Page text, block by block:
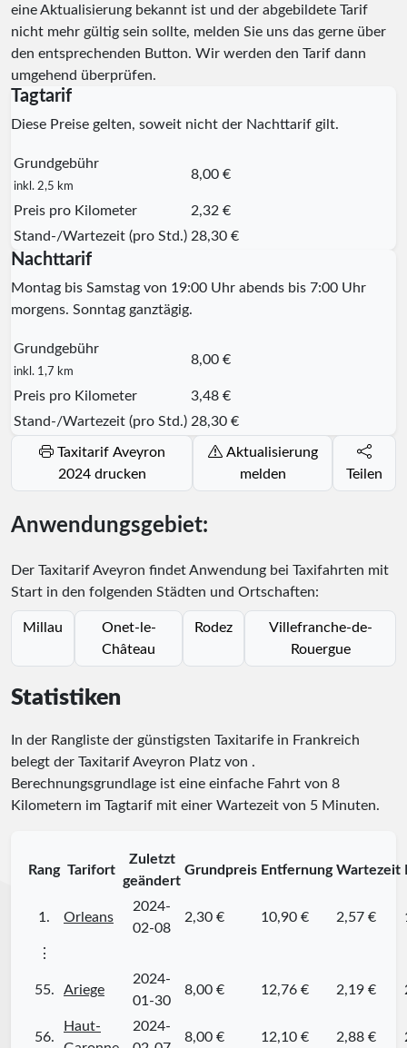
eine Aktualisierung bekannt ist und der abgebildete Tarif
nicht mehr gültig sein sollte, melden Sie uns das gerne über
den entsprechenden Button. Wir werden den Tarif dann
umgehend überprüfen.
Tagtarif
Diese Preise gelten, soweit nicht der Nachttarif gilt.
Grundgebühr
inkl. 2,5 km
8,00 €
Preis pro Kilometer
2,32 €
Stand-/Wartezeit (pro Std.) 28,30 €
Nachttarif
Montag bis Samstag von 19:00 Uhr abends bis 7:00 Uhr
morgens. Sonntag ganztägig.
Grundgebühr
inkl. 1,7 km
8,00 €
Preis pro Kilometer
3,48 €
Stand-/Wartezeit (pro Std.) 28,30 €
Taxitarif Aveyron
2024 drucken
Aktualisierung
melden
Teilen
Anwendungsgebiet:
Der Taxitarif Aveyron findet Anwendung bei Taxifahrten mit
Start in den folgenden Städten und Ortschaften:
Millau
Onet-le-
Château
Rodez
Villefranche-de-
Rouergue
Statistiken
In der Rangliste der günstigsten Taxitarife in Frankreich
belegt der Taxitarif Aveyron Platz von .
Berechnungsgrundlage ist eine einfache Fahrt von 8
Kilometern im Tagtarif mit einer Wartezeit von 5 Minuten.
Rang Tarifort
Zuletzt
geändert
Grundpreis Entfernung Wartezeit
1. Orleans
2024-
02-08
2,30 € 10,90 € 2,57 €
⋮
55. Ariege
2024-
01-30
8,00 € 12,76 € 2,19 €
56.
Haut-
2024-
8,00 € 12,10 € 2,88 €